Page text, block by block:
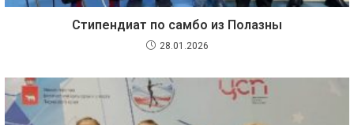
Стипендиат по самбо из Полазны
28.01.2026